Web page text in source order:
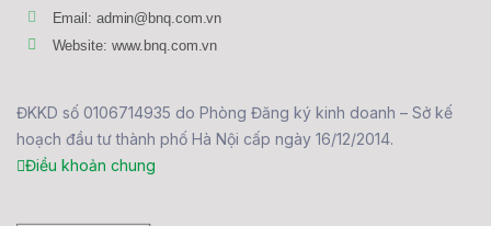
Email: admin@bnq.com.vn
Website: www.bnq.com.vn
ĐKKD số 0106714935 do Phòng Đăng ký kinh doanh – Sở kế
hoạch đầu tư thành phố Hà Nội cấp ngày 16/12/2014.
Điều khoản chung